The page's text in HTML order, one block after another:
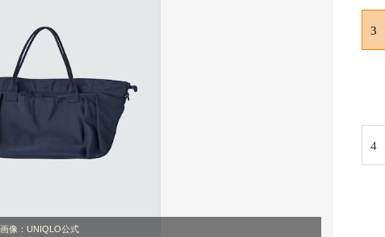
画像：UNIQLO公式
3
4